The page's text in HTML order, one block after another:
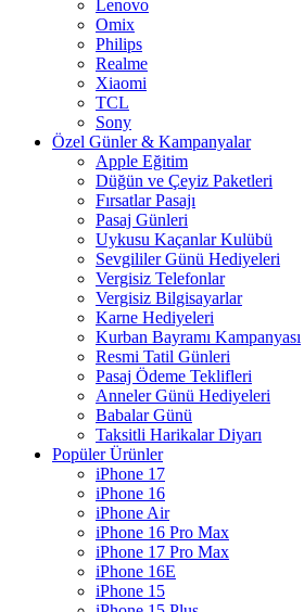
Lenovo
Omix
Philips
Realme
Xiaomi
TCL
Sony
Özel Günler & Kampanyalar
Apple Eğitim
Düğün ve Çeyiz Paketleri
Fırsatlar Pasajı
Pasaj Günleri
Uykusu Kaçanlar Kulübü
Sevgililer Günü Hediyeleri
Vergisiz Telefonlar
Vergisiz Bilgisayarlar
Karne Hediyeleri
Kurban Bayramı Kampanyası
Resmi Tatil Günleri
Pasaj Ödeme Teklifleri
Anneler Günü Hediyeleri
Babalar Günü
Taksitli Harikalar Diyarı
Popüler Ürünler
iPhone 17
iPhone 16
iPhone Air
iPhone 16 Pro Max
iPhone 17 Pro Max
iPhone 16E
iPhone 15